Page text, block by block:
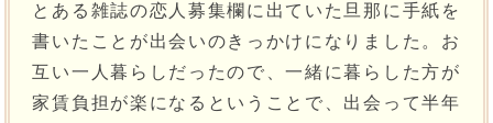
とある雑誌の恋人募集欄に出ていた旦那に手紙を
書いたことが出会いのきっかけになりました。お
互い一人暮らしだったので、一緒に暮らした方が
家賃負担が楽になるということで、出会って半年